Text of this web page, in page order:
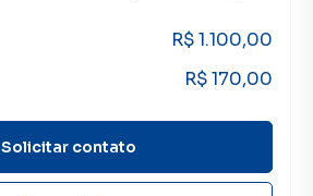
R$ 1.100,00
R$ 170,00
Solicitar contato